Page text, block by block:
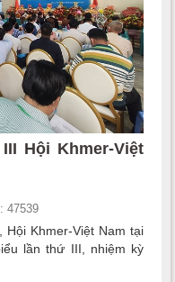
Hội Khmer-Việt
47539
Hội Khmer-Việt Nam tại
lần thứ III, nhiệm kỳ